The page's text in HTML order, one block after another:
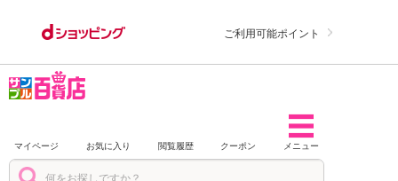
ご利用可能ポイント
マイページ お気に入り 閲覧履歴 クーポン メニュー